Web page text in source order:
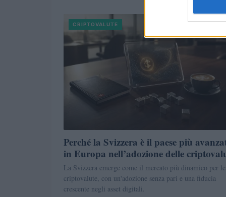
CRIPTOVALUTE
Perché la Svizzera è il paese più
in Europa nell’adozione delle
La Svizzera emerge come il mercato più dinamico per le
criptovalute, con un'adozione senza pari e una fiducia
crescente negli asset digitali.